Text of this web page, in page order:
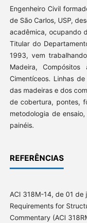
Engenheiro Civil
de São Carlos, USP,
acadêmica, ocupando
Titular do
1993, vem
Madeira,
Cimentíceos. Linhas
das madeiras e dos
de cobertura, pontes,
metodologia de
painéis.
REFERÊNCIAS
ACI 318M-14, de 01 de
Requirements for
Commentary (ACI